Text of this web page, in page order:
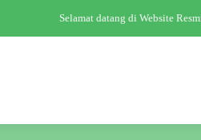
Selamat datang di Website